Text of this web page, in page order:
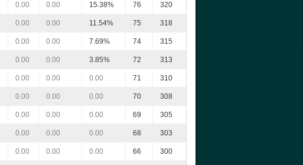
0.00 0.00 15.38% 76 320
0.00 0.00 11.54% 75 318
0.00 0.00 7.69% 74 315
0.00 0.00 3.85% 72 313
0.00 0.00 0.00 71 310
0.00 0.00 0.00 70 308
0.00 0.00 0.00 69 305
0.00 0.00 0.00 68 303
0.00 0.00 0.00 66 300